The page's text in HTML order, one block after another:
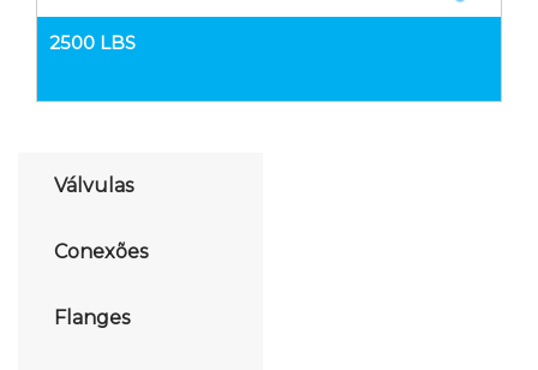
2500 LBS
Válvulas
Conexões
Flanges